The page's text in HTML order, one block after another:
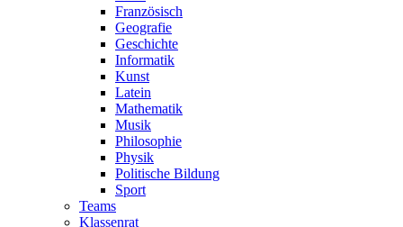
Französisch
Geografie
Geschichte
Informatik
Kunst
Latein
Mathematik
Musik
Philosophie
Physik
Politische Bildung
Sport
Teams
Klassenrat